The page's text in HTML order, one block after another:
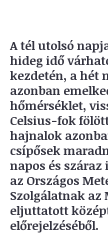
A tél utolsó
hideg idő
kezdetén, a hét
azonban
hőmérséklet,
Celsius-fok
hajnalok
csípősek
napos és
az Országos
Szolgálatnak az
eljuttatott
előrejelzéséből.